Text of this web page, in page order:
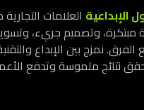
العلامات التجارية
مبتكرة، وتصميم جريء، وتسويق
نمزج بين الإبداع والتقنية
نتائج ملموسة وتدفع